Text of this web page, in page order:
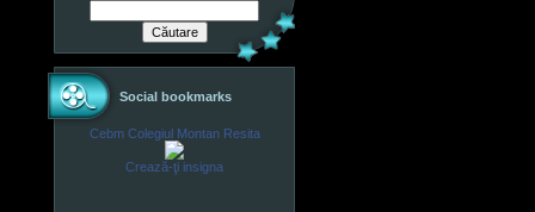
Social bookmarks
Cebm Colegiul Montan Resita
Crează-ţi insigna